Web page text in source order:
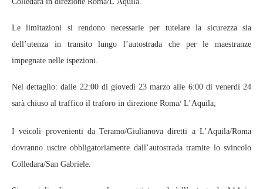
Le limitazioni si rendono necessarie per tutelare la sicurezza sia
dell’utenza in transito lungo l’autostrada che per le maestranze
impegnate nelle ispezioni.
Nel dettaglio: dalle 22:00 di giovedì 23 marzo alle 6:00 di venerdì 24
sarà chiuso al traffico il traforo in direzione Roma/ L’Aquila;
I veicoli provenienti da Teramo/Giulianova diretti a L’Aquila/Roma
dovranno uscire obbligatoriamente dall’autostrada tramite lo svincolo
Colledara/San Gabriele.